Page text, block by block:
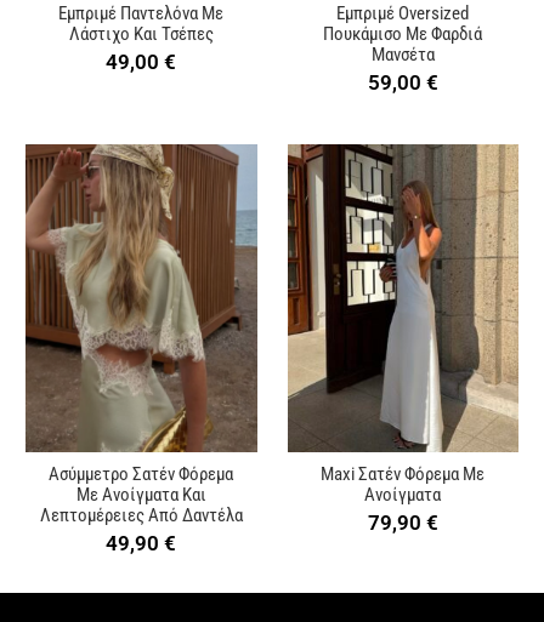
Εμπριμέ Παντελόνα Με
Λάστιχο Και Τσέπες
49,00€
Εμπριμέ Oversized
Πουκάμισο Με Φαρδιά
Μανσέτα
59,00 €
Ασύμμετρο Σατέν Φόρεμα
Με Ανοίγματα Και
Λεπτομέρειες Από Δαντέλα
49,90€
Maxi Σατέν Φόρεμα Με
Ανοίγματα
79,90 €